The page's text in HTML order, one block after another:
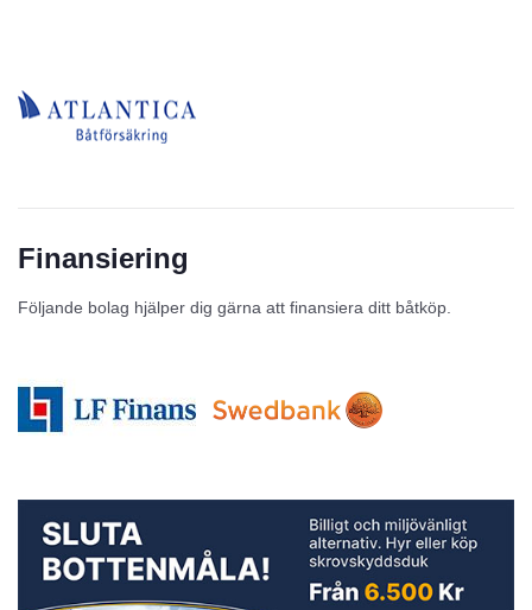
Finansiering
Följande bolag hjälper dig gärna att finansiera ditt båtköp.